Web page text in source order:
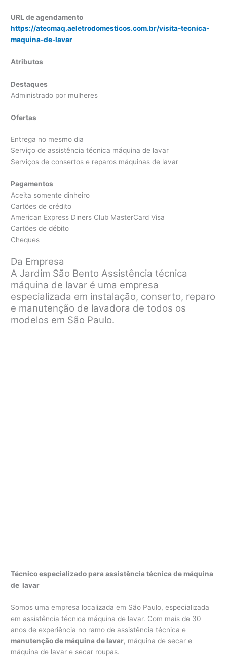
URL de agendamento
https://atecmaq.aeletrodomesticos.com.br/visita-tecnica-
maquina-de-lavar
Atributos
Destaques
Administrado por mulheres
Ofertas
Entrega no mesmo dia
Serviço de assistência técnica máquina de lavar
Serviços de consertos e reparos máquinas de lavar
Pagamentos
Aceita somente dinheiro
Cartões de crédito
American Express Diners Club MasterCard Visa
Cartões de débito
Cheques
Da Empresa
A Jardim São Bento Assistência técnica
máquina de lavar é uma empresa
especializada em instalação, conserto, reparo
e manutenção de lavadora de todos os
modelos em São Paulo.
Técnico especializado para assistência técnica de máquina
de lavar
Somos uma empresa localizada em São Paulo, especializada
em assistência técnica máquina de lavar. Com mais de 30
anos de experiência no ramo de assistência técnica e
manutenção de máquina de lavar, máquina de secar e
máquina de lavar e secar roupas.